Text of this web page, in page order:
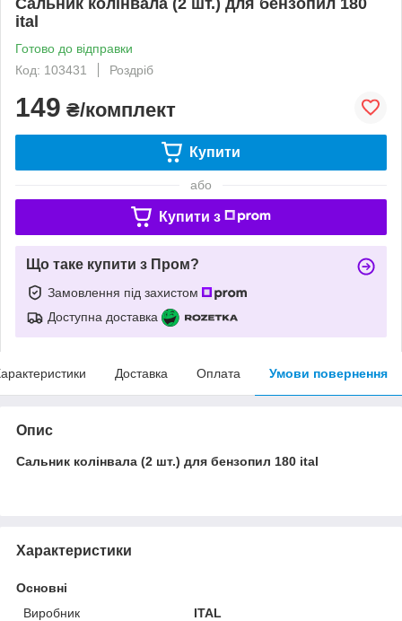
ital
Готово до відправки
Код: 103431
Роздріб
149 ₴/комплект
Купити
або
Купити з
Що таке купити з Пром?
Замовлення під захистом
Доступна доставка
Доставка Оплата Умови повернення
Опис
Сальник колінвала (2 шт.) для бензопил 180 ital
Характеристики
Основні
Виробник
ITAL